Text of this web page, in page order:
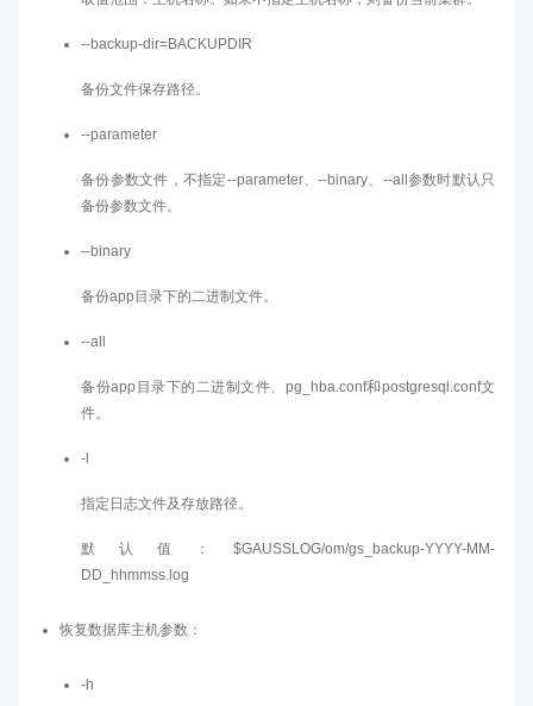
--backup-dir=BACKUPDIR
备份文件保存路径。
--parameter
备份参数文件，不指定--parameter、--binary、--all参数时默认只
备份参数文件。
--binary
备份app目录下的二进制文件。
--all
备份app目录下的二进制文件、pg_hba.conf和postgresql.conf文
件。
-l
指定日志文件及存放路径。
默认值：$GAUSSLOG/om/gs_backup-YYYY-MM-
DD_hhmmss.log
恢复数据库主机参数：
-h